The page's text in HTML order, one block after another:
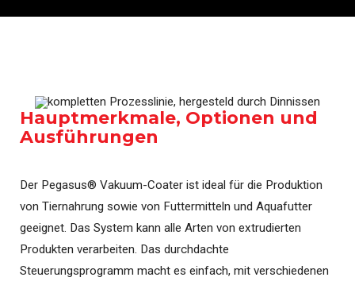
Hauptmerkmale, Optionen und
Ausführungen
Der Pegasus® Vakuum-Coater ist ideal für die Produktion
von Tiernahrung sowie von Futtermitteln und Aquafutter
geeignet. Das System kann alle Arten von extrudierten
Produkten verarbeiten. Das durchdachte
Steuerungsprogramm macht es einfach, mit verschiedenen